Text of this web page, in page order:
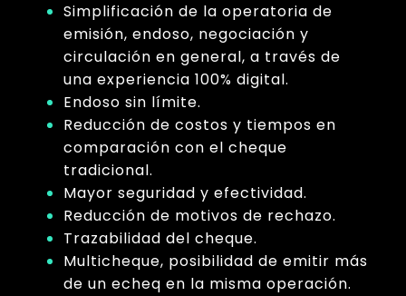
Simplificación de la operatoria de
emisión, endoso, negociación y
circulación en general, a través de
una experiencia 100% digital.
Endoso sin límite.
Reducción de costos y tiempos en
comparación con el cheque
tradicional.
Mayor seguridad y efectividad.
Reducción de motivos de rechazo.
Trazabilidad del cheque.
Multicheque, posibilidad de emitir más
de un echeq en la misma operación.